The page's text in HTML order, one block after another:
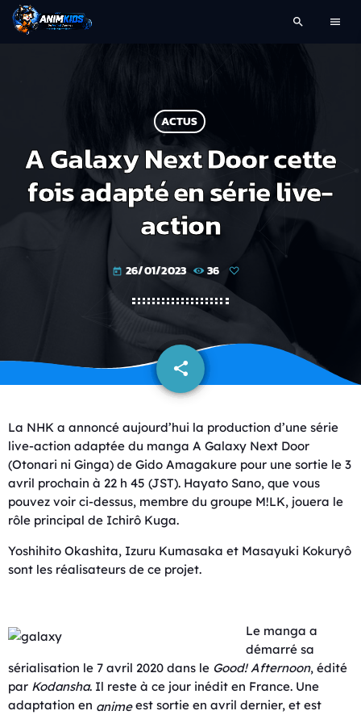
search menu
ACTUS
A Galaxy Next Door cette
fois adapté en série live-
action
today 26/01/2023 36
share
email
La NHK a annoncé aujourd’hui la production d’une série
live-action adaptée du manga A Galaxy Next Door
(Otonari ni Ginga) de Gido Amagakure pour une sortie le 3
avril prochain à 22 h 45 (JST). Hayato Sano, que vous
pouvez voir ci-dessus, membre du groupe M!LK, jouera le
rôle principal de Ichirô Kuga.
Yoshihito Okashita, Izuru Kumasaka et Masayuki Kokuryô
sont les réalisateurs de ce projet.
Le manga a
démarré sa
sérialisation le 7 avril 2020 dans le Good! Afternoon, édité
par Kodansha. Il reste à ce jour inédit en France. Une
adaptation en animeest sortie en avril dernier, et est